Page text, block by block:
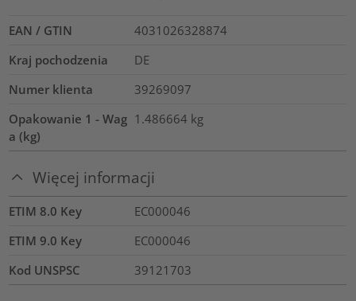
EAN / GTIN
4031026328874
Kraj pochodzenia
DE
Numer klienta
39269097
Opakowanie 1 - Wag
a (kg)
1.486664 kg
Więcej informacji
ETIM 8.0 Key
EC000046
ETIM 9.0 Key
EC000046
Kod UNSPSC
39121703